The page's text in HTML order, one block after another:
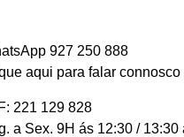
927 250 888
aqui para falar connosco
221 129 828
a Sex. 9H ás 12:30 / 13:30